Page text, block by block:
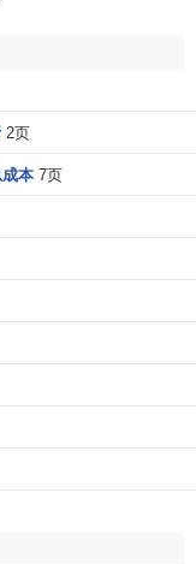
为现代企业
知识水平、业务能
力所产生的价值。
素质较高又具有顾
平低、业务能力
造市场。人员价值
且这种作用是潜移
素质和能力培养，
2页
本 7页